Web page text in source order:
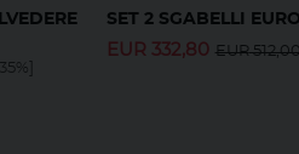
SET 2 SGABELLI
EUR 332,80 EUR512,00